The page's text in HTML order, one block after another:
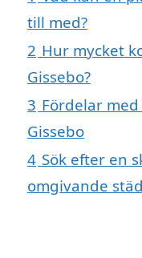
till med?
2 Hur mycket
Gissebo?
3 Fördelar
Gissebo
4 Sök efter en
omgivande